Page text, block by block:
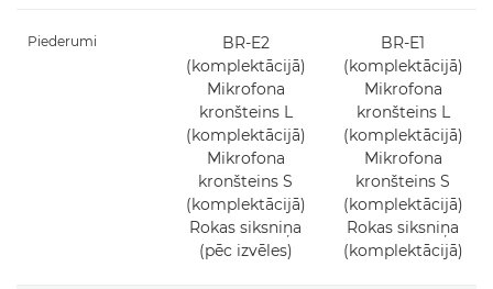
Piederumi
BR-E2
(komplektācijā)
Mikrofona
kronšteins L
(komplektācijā)
Mikrofona
kronšteins S
(komplektācijā)
Rokas siksniņa
(pēc izvēles)
BR-E1
(komplektācijā)
Mikrofona
kronšteins L
(komplektācijā)
Mikrofona
kronšteins S
(komplektācijā)
Rokas siksniņa
(komplektācijā)